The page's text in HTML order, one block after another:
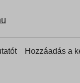
Hozzáadás a